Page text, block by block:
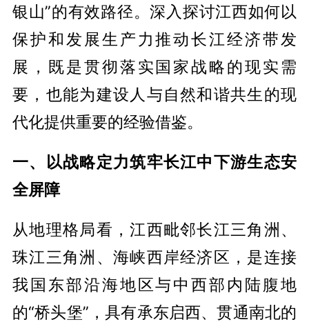
银山”的有效路径。深入探讨江西如何以
保护和发展生产力推动长江经济带发
展，既是贯彻落实国家战略的现实需
要，也能为建设人与自然和谐共生的现
代化提供重要的经验借鉴。
一、以战略定力筑牢长江中下游生态安
全屏障
从地理格局看，江西毗邻长江三角洲、
珠江三角洲、海峡西岸经济区，是连接
我国东部沿海地区与中西部内陆腹地
的“桥头堡”，具有承东启西、贯通南北的